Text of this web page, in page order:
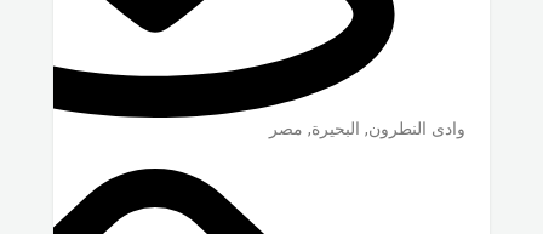
وادى النطرون, البحيرة, مصر